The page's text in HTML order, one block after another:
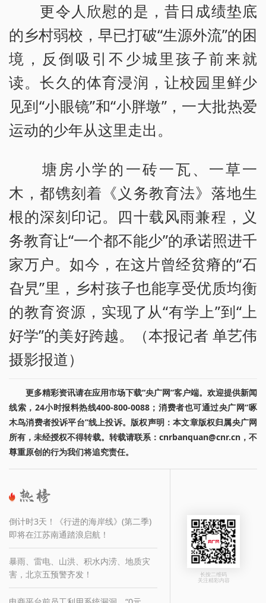
更令人欣慰的是，昔日成绩垫底
的乡村弱校，早已打破“生源外流”的困
境，反倒吸引不少城里孩子前来就
读。长久的体育浸润，让校园里鲜少
见到“小眼镜”和“小胖墩”，一大批热爱
运动的少年从这里走出。
塘房小学的一砖一瓦、一草一
木，都镌刻着《义务教育法》落地生
根的深刻印记。四十载风雨兼程，义
务教育让“一个都不能少”的承诺照进千
家万户。如今，在这片曾经贫瘠的“石
旮旯”里，乡村孩子也能享受优质均衡
的教育资源，实现了从“有学上”到“上
好学”的美好跨越。（本报记者 单艺伟
摄影报道）
更多精彩资讯请在应用市场下载“央广网”客户端。欢迎提供新闻
线索，24小时报料热线400-800-0088；消费者也可通过央广网“啄
木鸟消费者投诉平台”线上投诉。版权声明：本文章版权归属央广网
所有，未经授权不得转载。转载请联系：cnrbanquan@cnr.cn，不
尊重原创的行为我们将追究责任。
倒计时3天！《行进的海岸线》(第二季)
即将在江苏南通踏浪启航！
暴雨、雷电、山洪、积水内涝、地质灾
害，北京五预警齐发！
长按二维码
关注精彩内容